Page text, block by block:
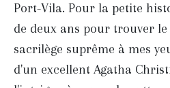
Port-Vila. Pour la petite
de deux ans pour trouver
sacrilège suprême à mes
d'un excellent Agatha